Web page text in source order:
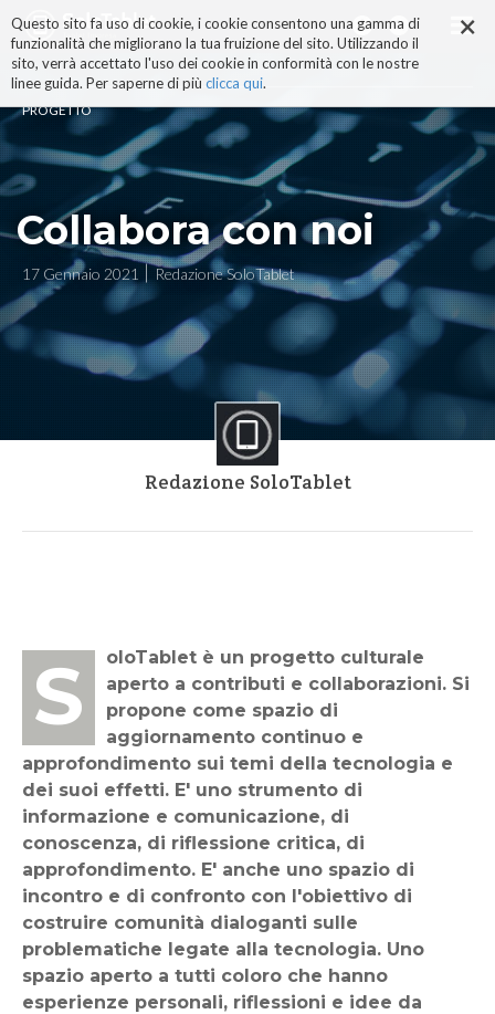
×
Questo sito fa uso di cookie, i cookie consentono una gamma di
funzionalità che migliorano la tua fruizione del sito. Utilizzando il
sito, verrà accettato l'uso dei cookie in conformità con le nostre
linee guida. Per saperne di più clicca qui.
ai
contenuti.
|
alla
navigazione
PROGETTO
Collabora con noi
17 Gennaio 2021 Redazione SoloTablet
Redazione SoloTablet
SoloTablet è un progetto culturale
aperto a contributi e collaborazioni. Si
propone come spazio di
aggiornamento continuo e
approfondimento sui temi della tecnologia e
dei suoi effetti. E' uno strumento di
informazione e comunicazione, di
conoscenza, di riflessione critica, di
approfondimento. E' anche uno spazio di
incontro e di confronto con l'obiettivo di
costruire comunità dialoganti sulle
problematiche legate alla tecnologia. Uno
spazio aperto a tutti coloro che hanno
esperienze personali, riflessioni e idee da